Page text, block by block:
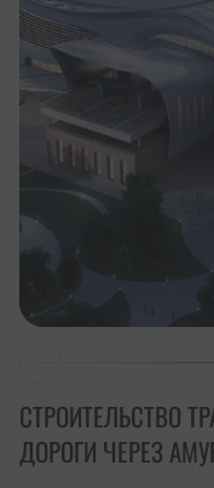
СТРОИТЕЛЬСТВО
ДОРОГИ ЧЕРЕЗ